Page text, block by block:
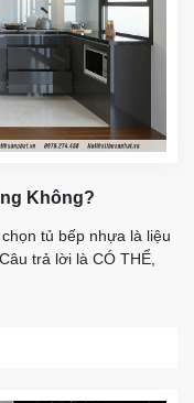
Không?
tủ bếp nhựa là liệu
trả lời là CÓ THỂ,